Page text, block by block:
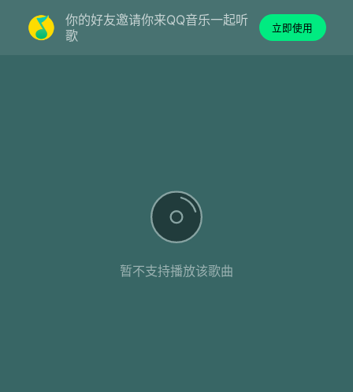
你的好友邀请你来QQ音乐一起听
歌
立即使用
暂不支持播放该歌曲